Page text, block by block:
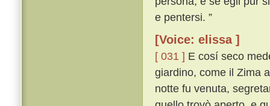
e pentersi. ”
[Voice: elissa ]
[ 031 ] E cosí seco
giardino, come il Zima
notte fu venuta,